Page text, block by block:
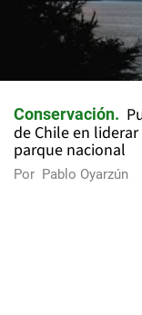
Conservación
de Chile en
parque nacional
Por Pablo Oyarzún